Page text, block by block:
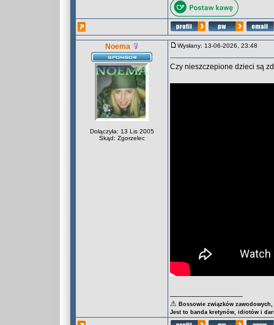
Noema
Dołączyła: 13 Lis 2005
Skąd: Zgorzelec
Wysłany: 13-06-2026, 23:48
Czy nieszczepione dzieci są
⚠ Bossowie związków
Jest to banda kretynów, idiotów i